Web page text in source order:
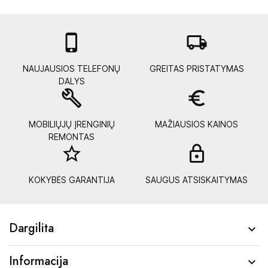

NAUJAUSIOS TELEFONŲ
DALYS
local_shipping
GREITAS PRISTATYMAS
build
MOBILIŲJŲ ĮRENGINIŲ
REMONTAS
euro_symbol
MAŽIAUSIOS KAINOS
star_border
KOKYBĖS GARANTIJA SAUGUS ATSISKAITYMAS
Dargilita 
Informacija 